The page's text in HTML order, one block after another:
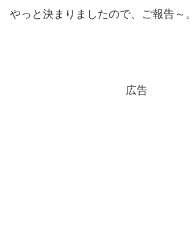
やっと決まりましたので、ご報告～。
広告